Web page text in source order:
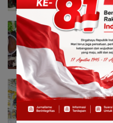
Bisnis 8
Whiz Luxe
Hadirkan
Lengkapi
Hotel & Resto
Leapmotor
Kendaraan
C10 Jadi
8